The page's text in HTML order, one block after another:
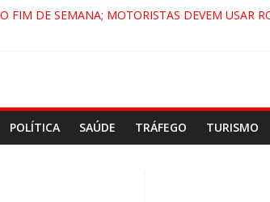
FIM DE SEMANA; MOTORISTAS DEVEM USAR
POLÍTICA SAÚDE TRÁFEGO TURISMO